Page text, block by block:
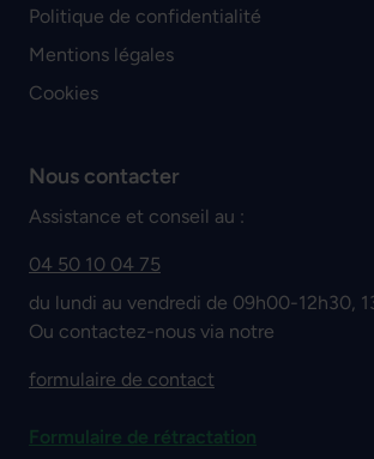
Politique de confidentialité
Mentions légales
Cookies
Nous contacter
Assistance et conseil au :
04 50 10 04 75
du lundi au vendredi de 09h00-12h30,
Ou contactez-nous via notre
formulaire de contact
Formulaire de rétractation